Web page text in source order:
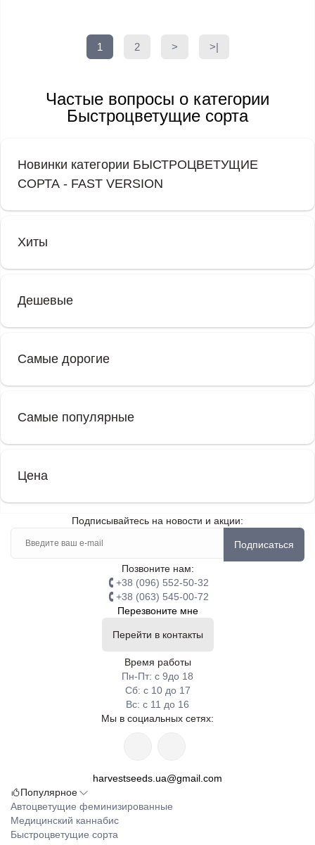
1 2 > >|
Частые вопросы о категории
Быстроцветущие сорта
Новинки категории БЫСТРОЦВЕТУЩИЕ
СОРТА - FAST VERSION
Хиты
Дешевые
Самые дорогие
Самые популярные
Цена
Подписывайтесь на новости и акции:
Подписаться
Позвоните нам:
+38 (096) 552-50-32
+38 (063) 545-00-72
Перезвоните мне
Перейти в контакты
Время работы
Пн-Пт: с 9до 18
Сб: с 10 до 17
Вс: с 11 до 16
Мы в социальных сетях:
harvestseeds.ua@gmail.com
Популярное
Автоцветущие феминизированные
Медицинский каннабис
Быстроцветущие сорта